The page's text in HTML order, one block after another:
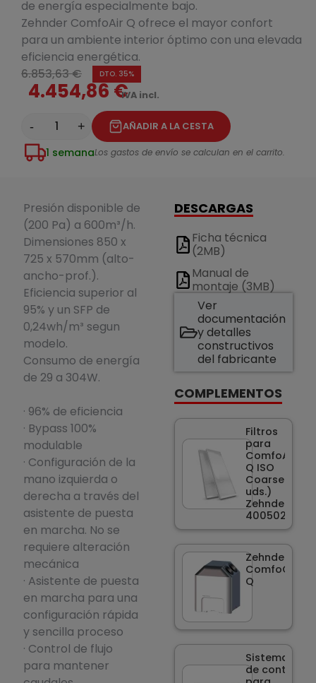
de energía especialmente bajo.
Zehnder ComfoAir Q ofrece el mayor confort
para un ambiente interior óptimo con una elevada
eficiencia energética.
6.853,63 €
DTO. 35%
4.454,86 €IVA incl.
- + AÑADIR A LA CESTA
1 semanaLos gastos de envío se calculan en el carrito.
Presión disponible de
(200 Pa) a 600m³/h.
Dimensiones 850 x
725 x 570mm (alto-
ancho-prof.).
Eficiencia superior al
95% y un SFP de
0,24wh/m³ segun
modelo.
Consumo de energía
de 29 a 304W.
· 96% de eficiencia
· Bypass 100%
modulable
· Configuración de la
mano izquierda o
derecha a través del
asistente de puesta
en marcha. No se
requiere alteración
mecánica
· Asistente de puesta
en marcha para una
configuración rápida
y sencilla proceso
· Control de flujo
para mantener
DESCARGAS
Ficha técnica
(2MB)
Manual de
montaje (3MB)
Ver
documentación
y detalles
constructivos
del fabricante
COMPLEMENTOS
Filtros
para
ComfoAir
Q ISO
Coarse (2
uds.)
Zehnder
400502012
Zehnder
ComfoClime
Q
Sistema
de control